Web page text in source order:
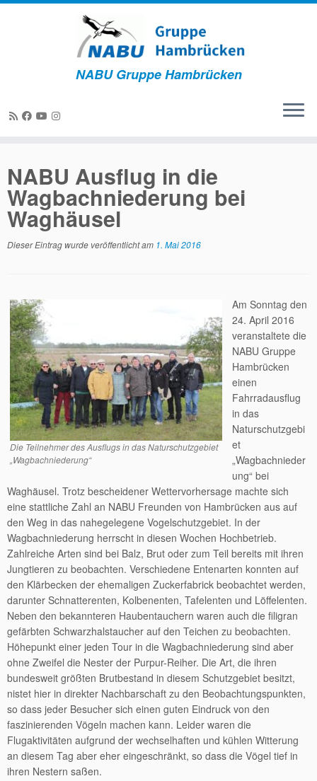
Inhalt
springen
NABU Gruppe Hambrücken
NABU Ausflug in die
Wagbachniederung bei
Waghäusel
Dieser Eintrag wurde veröffentlicht am 1. Mai 2016
Die Teilnehmer des Ausflugs in das Naturschutzgebiet
„Wagbachniederung“
Am Sonntag den
24. April 2016
veranstaltete die
NABU Gruppe
Hambrücken
einen
Fahrradausflug
in das
Naturschutzgebi
et
„Wagbachnieder
ung“ bei
Waghäusel. Trotz bescheidener Wettervorhersage machte sich
eine stattliche Zahl an NABU Freunden von Hambrücken aus auf
den Weg in das nahegelegene Vogelschutzgebiet. In der
Wagbachniederung herrscht in diesen Wochen Hochbetrieb.
Zahlreiche Arten sind bei Balz, Brut oder zum Teil bereits mit ihren
Jungtieren zu beobachten. Verschiedene Entenarten konnten auf
den Klärbecken der ehemaligen Zuckerfabrick beobachtet werden,
darunter Schnatterenten, Kolbenenten, Tafelenten und Löffelenten.
Neben den bekannteren Haubentauchern waren auch die filigran
gefärbten Schwarzhalstaucher auf den Teichen zu beobachten.
Höhepunkt einer jeden Tour in die Wagbachniederung sind aber
ohne Zweifel die Nester der Purpur-Reiher. Die Art, die ihren
bundesweit größten Brutbestand in diesem Schutzgebiet besitzt,
nistet hier in direkter Nachbarschaft zu den Beobachtungspunkten,
so dass jeder Besucher sich einen guten Eindruck von den
faszinierenden Vögeln machen kann. Leider waren die
Flugaktivitäten aufgrund der wechselhaften und kühlen Witterung
an diesem Tag aber eher eingeschränkt, so dass die Vögel tief in
ihren Nestern saßen.